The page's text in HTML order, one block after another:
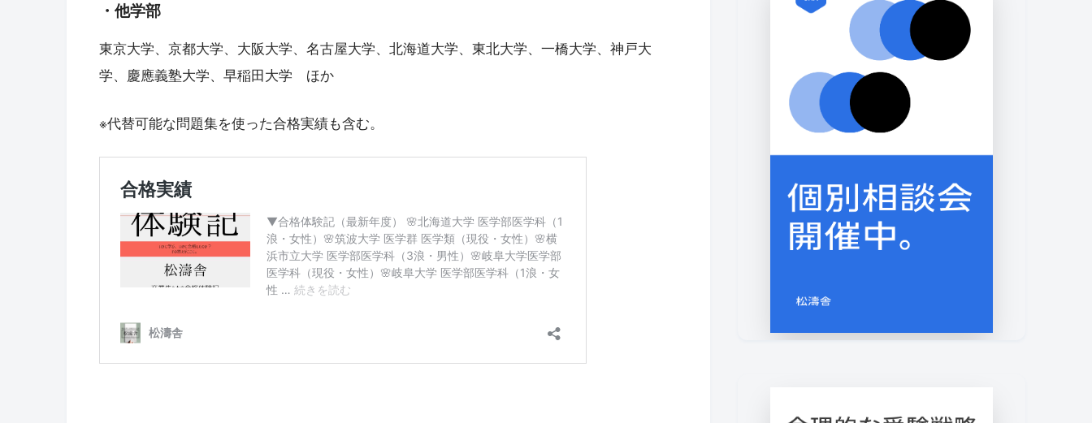
・他学部
東京大学、京都大学、大阪大学、名古屋大学、北海道大学、東北大学、一橋大学、神戸大
学、慶應義塾大学、早稲田大学 ほか
※代替可能な問題集を使った合格実績も含む。